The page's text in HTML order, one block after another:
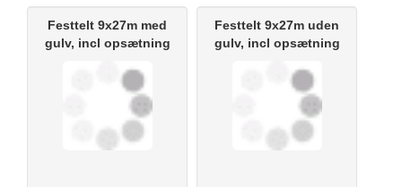
Festtelt 9x27m med
gulv, incl opsætning
Festtelt 9x27m uden
gulv, incl opsætning